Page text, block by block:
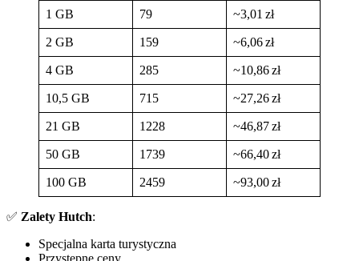
1 GB 79 ~3,01 zł
2 GB 159 ~6,06 zł
4 GB 285 ~10,86 zł
10,5 GB 715 ~27,26 zł
21 GB 1228 ~46,87 zł
50 GB 1739 ~66,40 zł
100 GB 2459 ~93,00 zł
✅ Zalety Hutch:
Specjalna karta turystyczna
Przystępne ceny